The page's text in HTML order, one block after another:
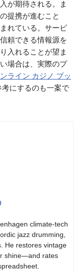
が期待される。ま
提携が進むこと
れている。サービ
頼できる情報源を
入れることが望ま
場合は、実際のプ
ライン カジノ ブッ
にするのも一案で
climate-tech
jazz drumming,
He restores vintage
shine—and rates